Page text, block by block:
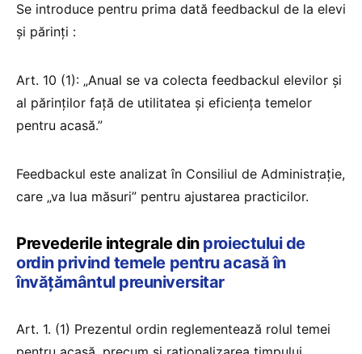
Se introduce pentru prima dată feedbackul de la elevi
și părinți :
Art. 10 (1): „Anual se va colecta feedbackul elevilor și
al părinților față de utilitatea și eficiența temelor
pentru acasă.”
Feedbackul este analizat în Consiliul de Administrație,
care „va lua măsuri” pentru ajustarea practicilor.
Prevederile integrale din proiectului de
ordin privind temele pentru acasă în
învățământul preuniversitar
Art. 1. (1) Prezentul ordin reglementează rolul temei